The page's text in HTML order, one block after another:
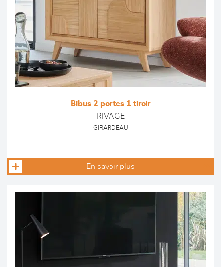
Bibus 2 portes 1 tiroir
RIVAGE
GIRARDEAU
En savoir plus